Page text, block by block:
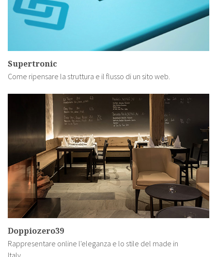
Supertronic
Come ripensare la struttura e il flusso di un sito web.
Doppiozero39
Rappresentare online l'eleganza e lo stile del made in
Italy.